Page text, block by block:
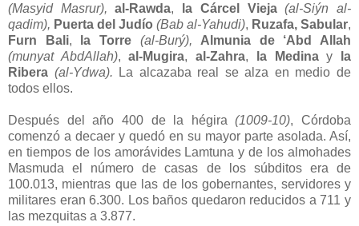
(Masyid Masrur),
al-Rawda, la Cárcel Vieja (al-Siýn al-
qadim), Puerta del Judío (Bab al-Yahudi), Ruzafa, Sabular,
Furn Bali, la Torre (al-Burý),
Almunia de ‘Abd Allah
(munyat AbdAllah),al-Mugira,al-Zahra, la Medinay
la
Ribera (al-Ydwa).
La alcazaba real se alza en medio de
todos ellos.
Después del año 400 de la hégira(1009-10), Córdoba
comenzó a decaer y quedó en su mayor parte asolada. Así,
en tiempos de los amorávides Lamtuna y de los almohades
Masmuda el número de casas de los súbditos era de
100.013, mientras que las de los gobernantes, servidores y
militares eran 6.300. Los baños quedaron reducidos a 711 y
las mezquitas a 3.877.